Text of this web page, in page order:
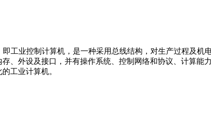
即工业控制计算机，是一种采用总线结构，对生产过程及
、外设及接口，并有操作系统、控制网络和协议、计算
工业计算机。